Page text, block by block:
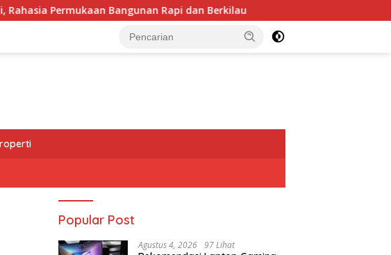
Bangunan Rapi dan Berkilau Rekomendasi Laptop Gaming
Popular Post
Agustus 4, 2026 97 Lihat